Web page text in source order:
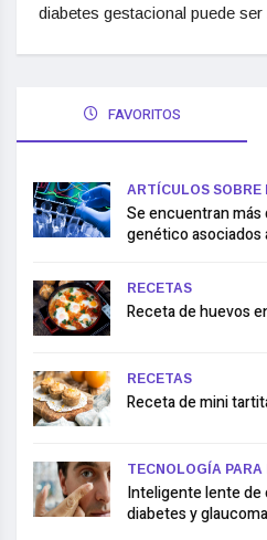
diabetes gestacional puede
FAVORITOS
ARTÍCULOS SOBRE
Se encuentran
genético asociados
RECETAS
Receta de huevos
RECETAS
Receta de mini
TECNOLOGÍA
Inteligente lente
diabetes y glaucoma